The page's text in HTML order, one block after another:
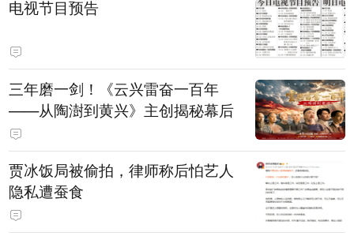
电视节目预告
三年磨一剑！《云兴雷奋一百年
——从陶澍到黄兴》主创揭秘幕后
贾冰饭局被偷拍，律师称后怕艺人
隐私遭蚕食